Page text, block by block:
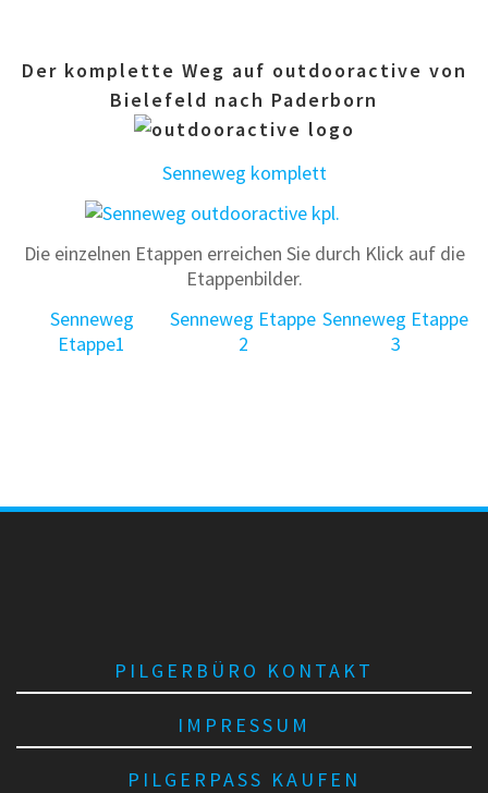
Der komplette Weg auf outdooractive von
Bielefeld nach Paderborn
Senneweg komplett
Die einzelnen Etappen erreichen Sie durch Klick auf die
Etappenbilder.
Senneweg
Etappe1
Senneweg Etappe
2
Senneweg Etappe
3
PILGERBÜRO KONTAKT
IMPRESSUM
PILGERPASS KAUFEN